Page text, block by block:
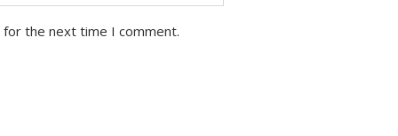
the next time I comment.